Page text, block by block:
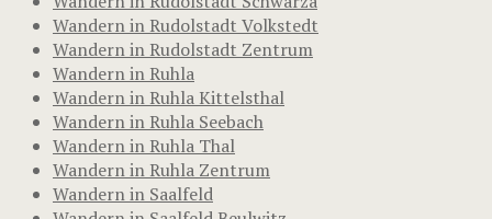
Wandern in Rudolstadt Volkstedt
Wandern in Rudolstadt Zentrum
Wandern in Ruhla
Wandern in Ruhla Kittelsthal
Wandern in Ruhla Seebach
Wandern in Ruhla Thal
Wandern in Ruhla Zentrum
Wandern in Saalfeld